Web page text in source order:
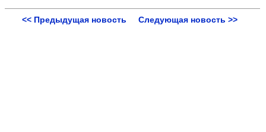
<< Предыдущая новость Следующая новость >>